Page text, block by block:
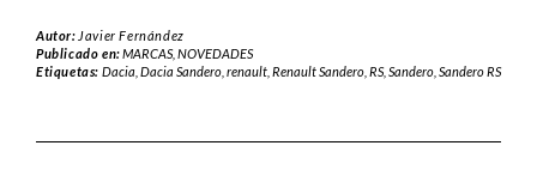
gigantes
alemanes
Autor: Javier Fernández
Publicado en:MARCAS,NOVEDADES
Etiquetas: Dacia Dacia Sandero, renault, Renault Sandero, RS, Sandero, Sandero RS